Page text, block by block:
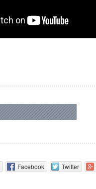
Facebook Twitter